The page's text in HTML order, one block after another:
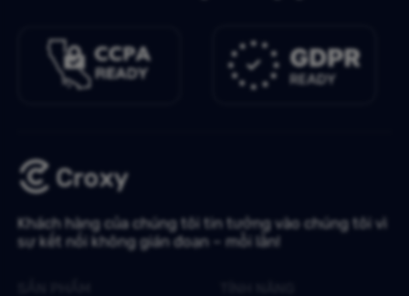
Khách hàng của chúng tôi tin tưởng vào chúng tôi vì
sự kết nối không gián đoạn – mỗi lần!